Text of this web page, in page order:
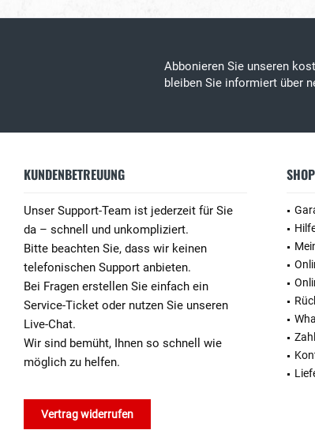
Abbonieren Sie unseren
bleiben Sie informiert über
KUNDENBETREUUNG
Unser Support-Team ist jederzeit für Sie
da – schnell und unkompliziert.
Bitte beachten Sie, dass wir keinen
telefonischen Support anbieten.
Bei Fragen erstellen Sie einfach ein
Service-Ticket oder nutzen Sie unseren
Live-Chat.
Wir sind bemüht, Ihnen so schnell wie
möglich zu helfen.
Vertrag widerrufen